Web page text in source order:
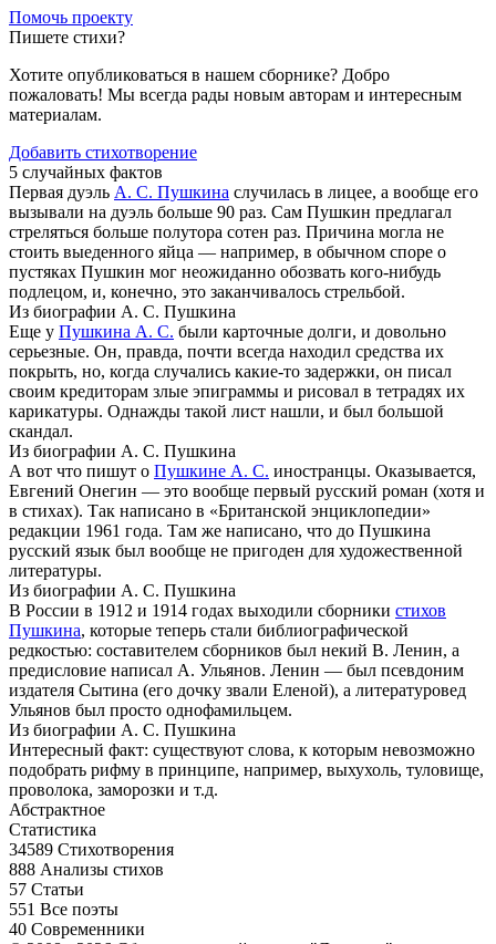
Помочь проекту
Пишете стихи?
Хотите опубликоваться в нашем сборнике? Добро
пожаловать! Мы всегда рады новым авторам и интересным
материалам.
Добавить стихотворение
5 случайных фактов
Первая дуэль А. С. Пушкина случилась в лицее, а вообще его
вызывали на дуэль больше 90 раз. Сам Пушкин предлагал
стреляться больше полутора сотен раз. Причина могла не
стоить выеденного яйца — например, в обычном споре о
пустяках Пушкин мог неожиданно обозвать кого-нибудь
подлецом, и, конечно, это заканчивалось стрельбой.
Из биографии А. С. Пушкина
Еще у Пушкина А. С. были карточные долги, и довольно
серьезные. Он, правда, почти всегда находил средства их
покрыть, но, когда случались какие-то задержки, он писал
своим кредиторам злые эпиграммы и рисовал в тетрадях их
карикатуры. Однажды такой лист нашли, и был большой
скандал.
Из биографии А. С. Пушкина
А вот что пишут о Пушкине А. С. иностранцы. Оказывается,
Евгений Онегин — это вообще первый русский роман (хотя и
в стихах). Так написано в «Британской энциклопедии»
редакции 1961 года. Там же написано, что до Пушкина
русский язык был вообще не пригоден для художественной
литературы.
Из биографии А. С. Пушкина
В России в 1912 и 1914 годах выходили сборники стихов
Пушкина, которые теперь стали библиографической
редкостью: составителем сборников был некий В. Ленин, а
предисловие написал А. Ульянов. Ленин — был псевдоним
издателя Сытина (его дочку звали Еленой), а литературовед
Ульянов был просто однофамильцем.
Из биографии А. С. Пушкина
Интересный факт: существуют слова, к которым невозможно
подобрать рифму в принципе, например, выхухоль, туловище,
проволока, заморозки и т.д.
Абстрактное
Статистика
34589 Стихотворения
888 Анализы стихов
57 Статьи
551 Все поэты
40 Современники